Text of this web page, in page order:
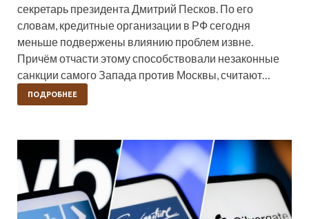
секретарь президента Дмитрий Песков. По его
словам, кредитные организации в РФ сегодня
меньше подвержены влиянию проблем извне.
Причём отчасти этому способствовали незаконные
санкции самого Запада против Москвы, считают…
ПОДРОБНЕЕ